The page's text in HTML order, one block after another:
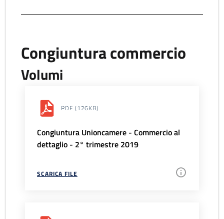
Congiuntura commercio
Volumi
PDF (126KB)
Congiuntura Unioncamere - Commercio al
dettaglio - 2° trimestre 2019
SCARICA FILE